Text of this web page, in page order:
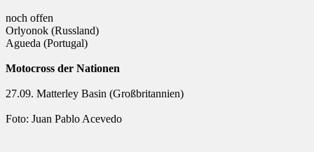
noch offen
Orlyonok (Russland)
Agueda (Portugal)
Motocross der Nationen
27.09. Matterley Basin (Großbritannien)
Foto: Juan Pablo Acevedo